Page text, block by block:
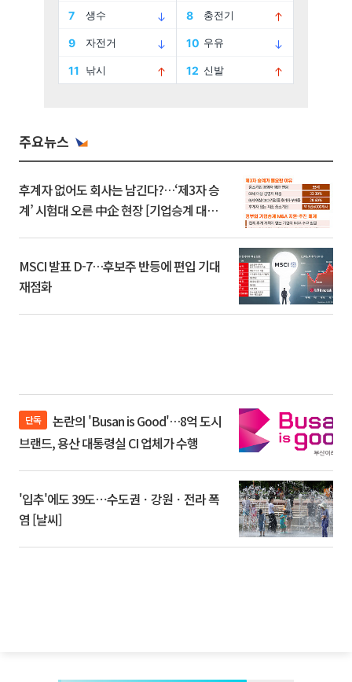
주요뉴스
후계자 없어도 회사는 남긴다?…‘제3자 승
계’ 시험대 오른 中企 현장 [기업승계 대전
MSCI 발표 D-7…후보주 반등에 편입 기대
재점화
단독
브랜드, 용산 대통령실 CI 업체가 수행
'입추'에도 39도⋯수도권ㆍ강원ㆍ전라 폭
염 [날씨]